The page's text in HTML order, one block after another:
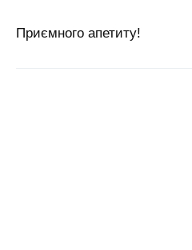
Приємного апетиту!